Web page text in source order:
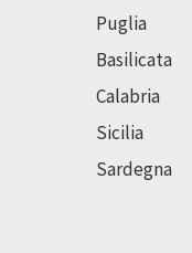
Puglia
Basilicata
Calabria
Sicilia
Sardegna